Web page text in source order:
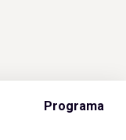
Programa